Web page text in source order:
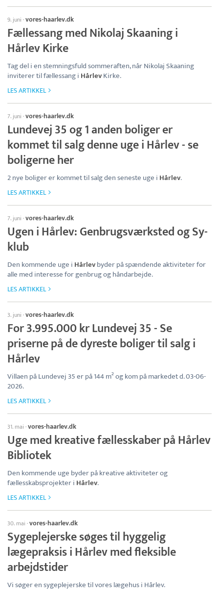
9. juni ·vores-haarlev.dk
Fællessang med Nikolaj Skaaning i
Hårlev Kirke
Tag del i en stemningsfuld sommeraften, når Nikolaj Skaaning
inviterer til fællessang i HårlevKirke.
LES ARTIKKEL
7. juni ·vores-haarlev.dk
Lundevej 35 og 1 anden boliger er
kommet til salg denne uge i Hårlev - se
boligerne her
2 nye boliger er kommet til salg den seneste uge i Hårlev.
LES ARTIKKEL
7. juni ·vores-haarlev.dk
Ugen i Hårlev: Genbrugsværksted og Sy-
klub
Den kommende uge i Hårlevbyder på spændende aktiviteter for
alle med interesse for genbrug og håndarbejde.
LES ARTIKKEL
3. juni ·vores-haarlev.dk
For 3.995.000 kr Lundevej 35 - Se
priserne på de dyreste boliger til salg i
Hårlev
Villaen på Lundevej 35 er på 144 m² og kom på markedet d. 03-06-
2026.
LES ARTIKKEL
31. mai ·vores-haarlev.dk
Uge med kreative fællesskaber på Hårlev
Bibliotek
Den kommende uge byder på kreative aktiviteter og
fællesskabsprojekter i Hårlev.
LES ARTIKKEL
30. mai ·vores-haarlev.dk
Sygeplejerske søges til hyggelig
lægepraksis i Hårlev med fleksible
arbejdstider
Vi søger en sygeplejerske til vores lægehus i Hårlev.